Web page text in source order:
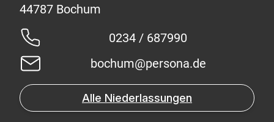
0234 / 687990
bochum@persona.de
Alle Niederlassungen